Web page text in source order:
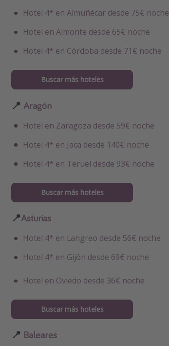
Hotel 4* en Almuñécar desde 75€ noche
Hotel en Almonte desde 65€ noche
Hotel 4* en Córdoba desde 71€ noche
Buscar más hoteles
📍 Aragón
Hotel en Zaragoza desde 59€ noche
Hotel 4* en Jaca desde 140€ noche
Hotel 4* en Teruel desde 93€ noche
Buscar más hoteles
📍Asturias
Hotel 4* en Langreo desde 56€ noche
Hotel 4* en Gijón desde 69€ noche
Hotel en Oviedo desde 36€ noche
Buscar más hoteles
📍 Baleares